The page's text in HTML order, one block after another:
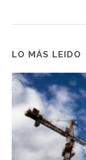
LO MÁS LEIDO